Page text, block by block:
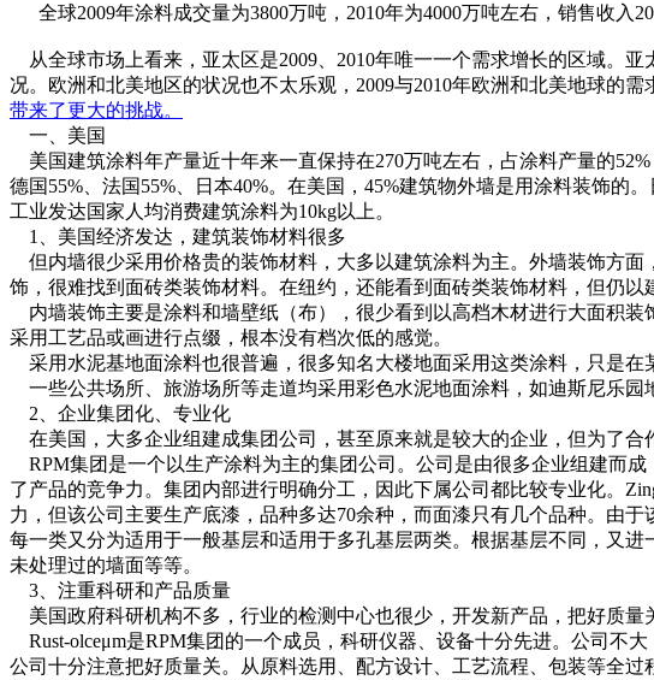
全球2009年涂料成交量为3800万吨，2010年为4000万吨左右，销售收入
从全球市场上看来，亚太区是2009、2010年唯一一个需求增长的区域。
况。欧洲和北美地区的状况也不太乐观，2009与2010年欧洲和北美地球的
带来了更大的挑战。
一、美国
美国建筑涂料年产量近十年来一直保持在270万吨左右，占涂料产量的
德国55%、法国55%、日本40%。在美国，45%建筑物外墙是用涂料装饰
工业发达国家人均消费建筑涂料为10kg以上。
1、美国经济发达，建筑装饰材料很多
但内墙很少采用价格贵的装饰材料，大多以建筑涂料为主。外墙装饰方
饰，很难找到面砖类装饰材料。在纽约，还能看到面砖类装饰材料，但仍
内墙装饰主要是涂料和墙壁纸（布），很少看到以高档木材进行大面积
采用工艺品或画进行点缀，根本没有档次低的感觉。
采用水泥基地面涂料也很普遍，很多知名大楼地面采用这类涂料，只是在
一些公共场所、旅游场所等走道均采用彩色水泥地面涂料，如迪斯尼乐园
2、企业集团化、专业化
在美国，大多企业组建成集团公司，甚至原来就是较大的企业，但为了合
RPM集团是一个以生产涂料为主的集团公司。公司是由很多企业组建而
了产品的竞争力。集团内部进行明确分工，因此下属公司都比较专业化。
力，但该公司主要生产底漆，品种多达70余种，而面漆只有几个品种。由
每一类又分为适用于一般基层和适用于多孔基层两类。根据基层不同，又
未处理过的墙面等等。
3、注重科研和产品质量
美国政府科研机构不多，行业的检测中心也很少，开发新产品，把好质量
Rust-olceμm是RPM集团的一个成员，科研仪器、设备十分先进。公司不
公司十分注意把好质量关。从原料选用、配方设计、工艺流程、包装等全